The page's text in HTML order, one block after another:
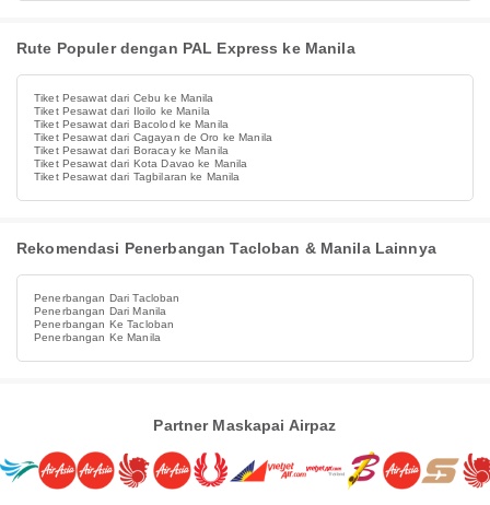
Rute Populer dengan PAL Express ke Manila
Tiket Pesawat dari Cebu ke Manila
Tiket Pesawat dari Iloilo ke Manila
Tiket Pesawat dari Bacolod ke Manila
Tiket Pesawat dari Cagayan de Oro ke Manila
Tiket Pesawat dari Boracay ke Manila
Tiket Pesawat dari Kota Davao ke Manila
Tiket Pesawat dari Tagbilaran ke Manila
Rekomendasi Penerbangan Tacloban & Manila Lainnya
Penerbangan Dari Tacloban
Penerbangan Dari Manila
Penerbangan Ke Tacloban
Penerbangan Ke Manila
Partner Maskapai Airpaz